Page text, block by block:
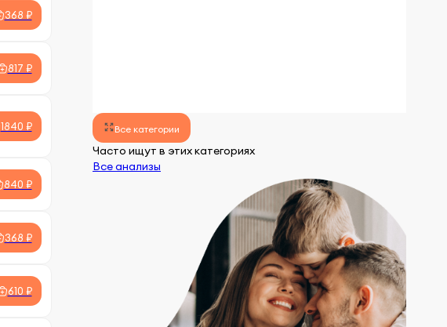
Все категории
Часто ищут в этих категориях
Все анализы
368 ₽
817 ₽
1840 ₽
840 ₽
368 ₽
610 ₽